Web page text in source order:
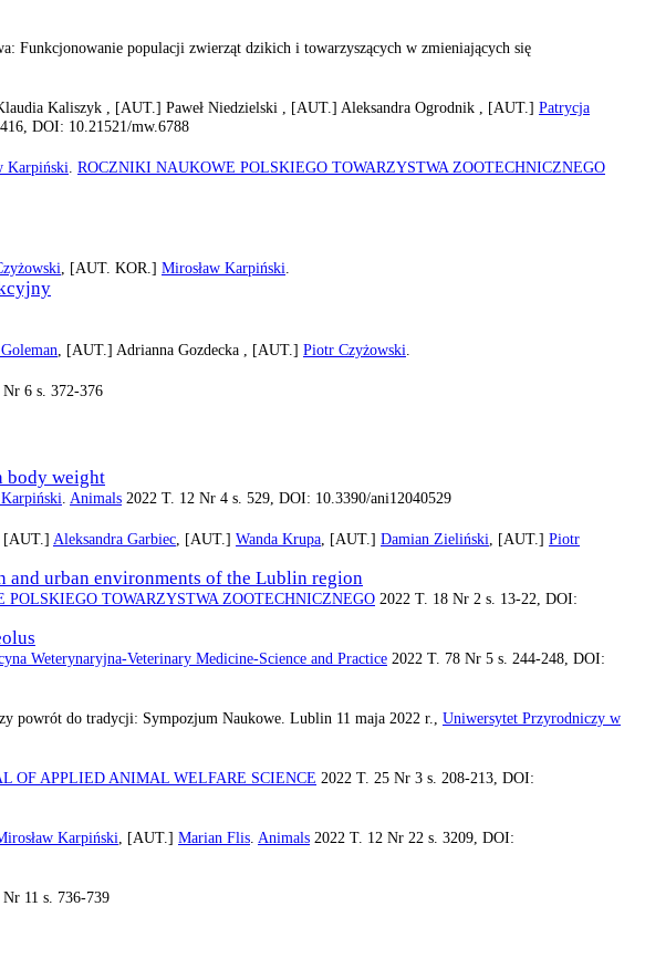
Funkcjonowanie populacji zwierząt dzikich i towarzyszących w zmieniających się
Kaliszyk , [AUT.] Paweł Niedzielski , [AUT.] Aleksandra Ogrodnik , [AUT.] Patrycja
DOI: 10.21521/mw.6788
Karpiński ROCZNIKI NAUKOWE POLSKIEGO TOWARZYSTWA ZOOTECHNICZNEGO
, [AUT. KOR.] Mirosław Karpiński
, [AUT.] Adrianna Gozdecka , [AUT.] Piotr Czyżowski
6 s. 372-376
body weight
. Animals 2022 T. 12 Nr 4 s. 529, DOI: 10.3390/ani12040529
[AUT.] Aleksandra Garbiec, [AUT.] Wanda Krupa, [AUT.] Damian Zieliński, [AUT.] Piotr
and urban environments of the Lublin region
TOWARZYSTWA ZOOTECHNICZNEGO 2022 T. 18 Nr 2 s. 13-22, DOI:
Weterynaryjna-Veterinary Medicine-Science and Practice 2022 T. 78 Nr 5 s. 244-248, DOI:
powrót do tradycji: Sympozjum Naukowe. Lublin 11 maja 2022 r., Uniwersytet Przyrodniczy w
OF APPLIED ANIMAL WELFARE SCIENCE 2022 T. 25 Nr 3 s. 208-213, DOI:
Karpiński, [AUT.] Marian Flis. Animals 2022 T. 12 Nr 22 s. 3209, DOI:
11 s. 736-739